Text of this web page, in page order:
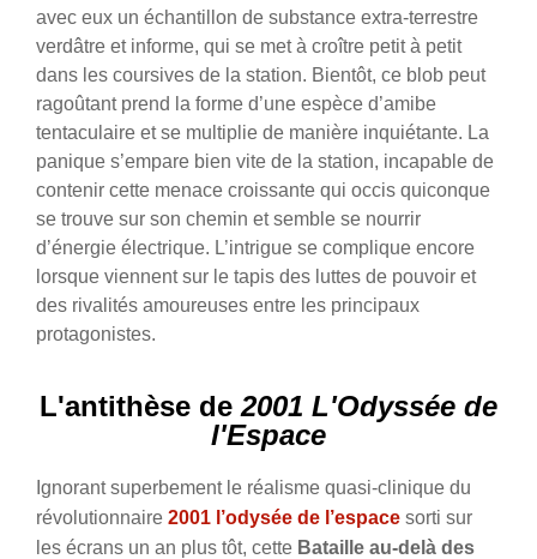
avec eux un échantillon de substance extra-terrestre
verdâtre et informe, qui se met à croître petit à petit
dans les coursives de la station. Bientôt, ce blob peut
ragoûtant prend la forme d’une espèce d’amibe
tentaculaire et se multiplie de manière inquiétante. La
panique s’empare bien vite de la station, incapable de
contenir cette menace croissante qui occis quiconque
se trouve sur son chemin et semble se nourrir
d’énergie électrique. L’intrigue se complique encore
lorsque viennent sur le tapis des luttes de pouvoir et
des rivalités amoureuses entre les principaux
protagonistes.
L'antithèse de 2001 L'Odyssée de
l'Espace
Ignorant superbement le réalisme quasi-clinique du
révolutionnaire 2001 l’odysée de l’espace sorti sur
les écrans un an plus tôt, cette Bataille au-delà des